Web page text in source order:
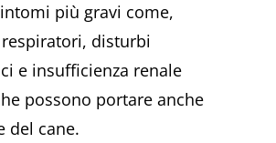
più gravi come,
disturbi
e insufficienza renale
possono portare anche
del cane.